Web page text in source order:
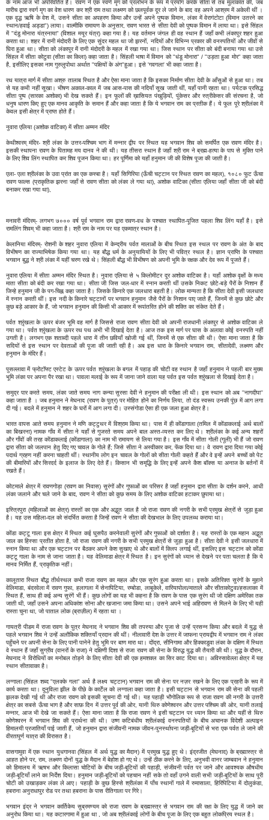
के नाम आज भी अपरिवर्तित हैं। रावण ने एक स्वर्ण मृग को प्रलोभन के रूप में प्रयोग करके सीता से तब मुलाकात की, जब
मारीच द्वारा स्वर्ग मृग का वेश धारण कर श्री राम तथा लक्ष्मण को छलपूर्वक दूर ले जाने के बाद वह अपने आश्रम में अकेली थीं ।
एक वृद्ध ऋषि के वेश में, उसने सीता का अपहरण किया और उन्हें अपने पुष्पक विमान, लंका में वेरागंटोटा (विमान उतरने का
स्थान/हवाई अड्डा") लाया। वाल्मीकि रामायण के अनुसार, रावण भारत से सीता देवी को पुष्पक विमान में लाया था। इसे सिंहल
में "दंडु मोनारा यंत्रनाया" (विशाल मयूर यंत्र) कहा गया है। यह वर्तमान जंगल ही वह स्थान हैं जहाँ कभी लंकापुर शहर हुआ
करता था। शहर में रानी मंदोदरी के लिए एक सुंदर महल था जो झरनों, नदियों और विभिन्न प्रकार की वनस्पतियों और जीवों से
घिरा हुआ था। सीता को लंकापुर में रानी मंदोदरी के महल में रखा गया था। जिस स्थान पर सीता को बंदी बनाया गया था उसे
सिंहल में सीता कोटुवा (सीता का किला) कहा जाता है। सिंहली भाषा में विमान को "धंडू मोनारा" / "उड़ता हुआ मोर" कहा जाता
है, इसीलिए इसका नाम गुरुलुपोथा अर्थात "पक्षियों के अंग"हुआ। इसे 'गवगला' भी कहा जाता है।
रथ यात्रा मार्ग में सीता अश्रु तालाब स्थित है और ऐसा माना जाता है कि इसका निर्माण सीता देवी के आँसुओं से हुआ था। तब
से यह कभी नहीं सूखा। भीषण अकाल-काल में जब आस-पास की नदियाँ सूख जाती थीं, यहाँ पानी रहता था। पर्यटक प्रसिद्ध
सीता पुष्प (सारका अशोका) भी देख सकते हैं। इन फूलों की ख़ासियत पंखुड़ियों, पुंकेसर और स्त्रीकेसर की संरचना है, जो
धनुष धारण किए हुए एक मानव आकृति के समान हैं और कहा जाता है कि ये भगवान राम का प्रतीक हैं। ये फूल पूरे श्रीलंका में
केवल इसी क्षेत्र में प्राप्त होते हैं।
नुवारा एलिया (अशोक वाटिका) में सीता अम्मन मंदिर
केथीश्वरम् मंदिर- श्री लंका के उत्तर-पश्चिम भाग में मन्नार द्वीप पर स्थित यह भगवान शिव को समर्पित एक रावण मंदिर है।
इसकी स्थापना रावण के पितामह मय दानव ने की थी। यह तीसरा स्थान है जहाँ श्री राम ने ब्रह्म-हत्या के पाप से मुक्ति पाने
के लिए शिव लिंग स्थापित कर शिव पूजन किया था। हर पूर्णिमा को यहाँ हनुमान जी की विशेष पूजा की जाती है।
एला- एला श्रीलंका के उवा प्रांत का एक कस्बा है। यहाँ सिगिरिया (ऊँची चट्टान पर स्थित रावण का महल), १०८० फुट ऊँचा
रावण फाल्स (प्राकृतिक झरना जहाँ से रावण सीता को लंका ले गया था), अशोक वाटिका (सीता एलिया जहाँ सीता जी को बंदी
बनाकर रखा गया था),
मनावरी मंदिरम्- लगभग ७००० वर्ष पूर्व भगवान राम द्वारा रावण-वध के पश्चात स्थापित-पूजित पहला शिव लिंग यहाँ है। इसे
रामलिंग शिवम् भी कहा जाता है। श्री राम के नाम पर यह एकमात्र स्थान है।
केलानिया मंदिरम्- रोशनी के शहर नुवारा एलिया में केन्द्रीय पर्वत मालाओं के बीच स्थित इस स्थल पर रावण के अंत के बाद
विभीषण का राज्याभिषेक किया गया था। यह बौद्ध धर्म के अनुयायियों के लिए भी पवित्र स्थल है। ज्ञान प्राप्ति के पश्चात
भगवान बुद्ध ने श्री लंका में यहीं चरण रखे थे। सिंहली बौद्ध भी विभीषण को अपनी भूमि के रक्षक और देव रूप में पूजते हैं।
नुवारा एलिया में सीता अम्मन मंदिर स्थित है। नुवारा एलिया से ५ किलोमीटर दूर अशोक वाटिका है। यहाँ अशोक वृक्षों के मध्य
माता सीता को बंदी कर रखा गया था। सीता जी जिस जल-धार में स्नान करती थीं उसके निकट छोटे-बड़े पैरों के निशान हैं
जिन्हे हनुमान जी के पग-चिह्न कहा जाता है। जिसके किनारे एक जलधारा बहती है। लोक मान्यता है कि सीता देवी इसी जलधारा
में स्नान करती थीं। इस नदी के किनारे चट्टानों पर भगवान हनुमान जैसे पैरों के निशान पाए जाते हैं, जिनमें से कुछ छोटे और
कुछ बड़े आकार के हैं, जो भगवान हनुमान की किसी भी आकार में रूपांतरित होने की शक्ति का संकेत देते हैं।
पर्वत श्रृंखला के ऊपर बंजर भूमि वह मार्ग है जिससे राजा रावण सीता देवी को अपनी राजधानी लंकापुर से अशोक वाटिका ले
गया था। पर्वत श्रृंखला के ऊपर रथ पथ अभी भी दिखाई देता है। आज तक इस मार्ग पर घास के अलावा कोई वनस्पति नहीं
उगती है। लगभग एक शताब्दी पहले धारा में तीन छवियाँ खोजी गई थीं, जिनमें से एक सीता की थी। ऐसा माना जाता है कि
सदियों से इस स्थान पर देवताओं की पूजा की जाती रही है। अब इस धारा के किनारे भगवान राम, सीतादेवी, लक्ष्मण और
हनुमान के मंदिर हैं।
पुसल्लावा में फ्रोटॉफ्ट एस्टेट के ऊपर पर्वत श्रृंखला के बगल में पहाड़ की चोटी वह स्थान है जहाँ हनुमान ने पहली बार मुख्य
भूमि लंका पर अपना पैर रखा था। पावला मलाई के रूप में जाना जाने वाला यह पर्वत इस पर्वत श्रृंखला से दिखाई देता है।
समुद्र पार करते समय, लंका जाते समय नाग कन्या सुरसा देवी ने हनुमान की परीक्षा ली थी। इस स्थान को अब ''नागदीपा''
कहा जाता है । जब हनुमान ने मेघनाद (रावण के पुत्र) पर मोहित होने का निर्णय लिया, तो दंड स्वरूप उनकी पूंछ में आग लगा
दी गई। बदले में हनुमान ने शहर के घरों में आग लगा दी। उस्संगोडा ऐसा ही एक जला हुआ क्षेत्र है।
भारत वापस आते समय हनुमान ने मणि कट्टुथर में विश्राम किया था। पास में ही कोंडागाला (तमिल में कोंडाकलाई अर्थ बालों
का बिखरना) नामक गाँव में सीता ने यहाँ से गुजरते समय अपने बाल अस्त-व्यस्त कर लिए थे। श्रीलंका के कई अन्य शहरों
और गाँवों की तरह कोंडाकलाई (कोंडागाला) का नाम भी रामायण से लिया गया है। इस गाँव में सीता गोली (गूली) भी हैं जो रावण
द्वारा सीता को जलपान हेतु दिए गए चावल के गोले हैं; जिसे सीता ने अस्वीकार कर, फेंक दिया था। वे रावण द्वारा दिया गया कोई
पदार्थ ग्रहण नहीं करना चाहती थीं। स्थानीय लोग इन चावल के गोलों को सीता गोली कहते हैं और वे इन्हें अपने बच्चों को पेट
की बीमारियों और सिरदर्द के इलाज के लिए देते हैं। किसान भी समृद्धि के लिए इन्हें अपने कैश बॉक्स या अनाज के बर्तनों में
रखते हैं।
कोटमाले क्षेत्र में रावणगोड़ा (रावण का निवास) सुरंगों और गुफाओं का परिसर है जहाँ हनुमान द्वारा सीता के दर्शन करने, आधी
लंका जलाने और चले जाने के बाद, रावण ने सीता को कुछ समय के लिए अशोक वाटिका हटाकर छुपाया था।
इस्त्रिपुरा (महिलाओं का क्षेत्र) रास्तों का एक और अद्भुत जाल है जो राजा रावण की नगरी के सभी प्रमुख क्षेत्रों से जुड़ा हुआ
है। यह उस महिला-दल को संदर्भित करता है जिन्हें रावण ने सीता की देखभाल के लिए उपलब्ध कराया था।
कोंडा कट्टू गाला इस क्षेत्र में स्थित कई घुसपैठ करनेवाली सुरंगों और गुफाओं को दर्शाता है। यह रास्तों के एक महान अद्भुत
जाल का हिस्सा प्रतीत होता है, जो राजा रावण की नगरी के सभी प्रमुख क्षेत्रों से जुड़ा हुआ है। सीता देवी ने इसी जलधारा में
स्नान किया था और एक चट्टान पर बैठकर अपने केश सुखाए थे और बालों में क्लिप लगाई थीं, इसलिए इस चट्टान को कोंडा
कट्टू गाला के नाम से जाना जाता है। यह वेलिमाडा क्षेत्र में स्थित है। इन सुरंगों को ध्यान से देखने पर पता चलता है कि ये
मानव निर्मित हैं, प्राकृतिक नहीं।
कालूतारा स्थित बौद्ध तीर्थस्थल कभी राजा रावण का महल और एक सुरंग हुआ करता था। इसके अतिरिक्त सुरंगों के मुहाने
वेलिमाडा, बंदरवेला में रावण गुफा, हलागला में सेनापिटिया, रम्बोडा, लाबूकेले, वारियापोला/माताले और सीताकोटुवा/हसलाका में
स्थित हैं, साथ ही कई अन्य सुरंगें भी हैं। कुछ लोगों का यह भी कहना है कि रावण के पास एक सुरंग थी जो दक्षिण अमेरिका तक
जाती थी, जहाँ उसने अपना अधिकांश सोना और खजाना जमा किया था। उसने अपने भाई अहिरावण से मिलने के लिए भी यही
रास्ता चुना था, जो पाताल लोक (ब्राज़ील) में रहता था ।
गायत्री पीडम में राजा रावण के पुत्र मेघनाद ने भगवान शिव की तपस्या और पूजा से उन्हें प्रसन्न किया और बदले में युद्ध से
पहले भगवान शिव ने उन्हें अलौकिक शक्तियाँ प्रदान की थीं। नीलावारी देश के उत्तर में जाफना प्रायद्वीप में भगवान राम ने लंका
पहुँचने पर अपनी सेना के लिए पानी पानेने हेतु भूमि पर बाण मारा था। दोंद्रा, सीनिगामा और हिक्काडुवा लंका के दक्षिण में स्थित
वे स्थान हैं जहाँ सुग्रीव (वानरों के राजा) ने दक्षिणी दिशा से राजा रावण की सेना के विरुद्ध युद्ध की तैयारी की थी। युद्ध के दौरान,
मेघनाद ने विरोधियों का मनोबल तोड़ने के लिए सीता देवी की एक हमशक्ल का सिर काट दिया था। अविस्सावेल्ला क्षेत्र में यह
स्थान सीतावाका है।
लग्गाला (सिंहल शब्द "एलक्के गला" अर्थ है लक्ष्य चट्टान) भगवान राम की सेना पर नज़र रखने के लिए एक प्रहरी के रूप में
कार्य करता था। दुनुविला झील के पीछे के कार्टेल को लग्गाला कहा जाता है। इसी चट्टान से भगवान राम की सेना की पहली
झलक देखी गई थी और राजा रावण को इसकी सूचना दी गई थी। यह पहाड़ी भौगोलिक रूप से राजा रावण की नगरी के उत्तरी
क्षेत्र का सबसे ऊँचा भाग है और साफ़ दिन में उत्तर पूर्व की ओर, यानी थिरु कोणेश्वरन और उत्तर पश्चिम की ओर, यानी तलाई
मन्नार, आज भी देखे जा सकते हैं। ऐसा माना जाता है कि राजा रावण ने इसी चट्टान पर ध्यान किया था और यहीं से थिरु
कोणेश्वरन में भगवान शिव की प्रार्थना की थी। उष्ण कटिबंधीय श्रीलंकाई वनस्पतियों के बीच अचानक विदेशी अल्पाइन
हिमालयी प्रजातियाँ पाई जाती हैं, जो हनुमान द्वारा संजीवनी नामक जीवन-पुनर्स्थापना जड़ी-बूटियों से भरा एक पर्वत ले जाने की
वीरतापूर्ण यात्रा की विरासत है।
वासगामुवा में एक स्थान युधगानवा (सिंहल में अर्थ युद्ध का मैदान) में प्रमुख युद्ध हुए थे। इंद्रजीत (मेघनाद) के ब्रह्मास्त्र से
आहत होने पर, राम, लक्ष्मण दोनों युद्ध के मैदान में बेहोश हो गए थे। उन्हें ठीक करने के लिए, अनुभवी वानर जाम्बवान ने हनुमान
को हिमालय में ऋषभ और किलासा चोटियों के बीच जड़ी-बूटियों की पहाड़ी, संजीवनी पर्वत पर जाने और आवश्यक औषधीय
जड़ी-बूटियाँ लाने का निर्देश दिया। हनुमान जड़ी-बूटियों को पहचान नहीं सके तो वहाँ उगने वाली सभी जड़ी-बूटियों के साथ पूरी
चोटी को उखाड़कर लंका ले आए। पहाड़ी के कुछ हिस्से श्रीलंका में पाँच स्थानों गाले में रुमासाला, हिरिपिटिया में दोलुकंडा,
हबराना अनुराधापुर रोड पर तथा हबराना के पास रीतिगाला पर गिरे।
भगवान इंद्र ने भगवान कार्तिकेय सुब्रमण्यम को राजा रावण के ब्रह्मास्त्र से भगवान राम की रक्षा के लिए युद्ध में जाने का
अनुरोध किया था। यह कटारगामा में हुआ था , जो अब श्रीलंकाई लोगों के बीच पूजा के लिए एक बहुत लोकप्रिय स्थल है।